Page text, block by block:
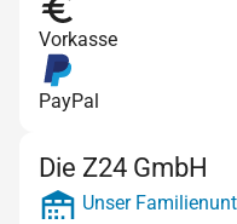
Vorkasse
PayPal
Die Z24 GmbH
Unser